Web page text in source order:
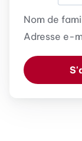
Nom de
Adresse e-